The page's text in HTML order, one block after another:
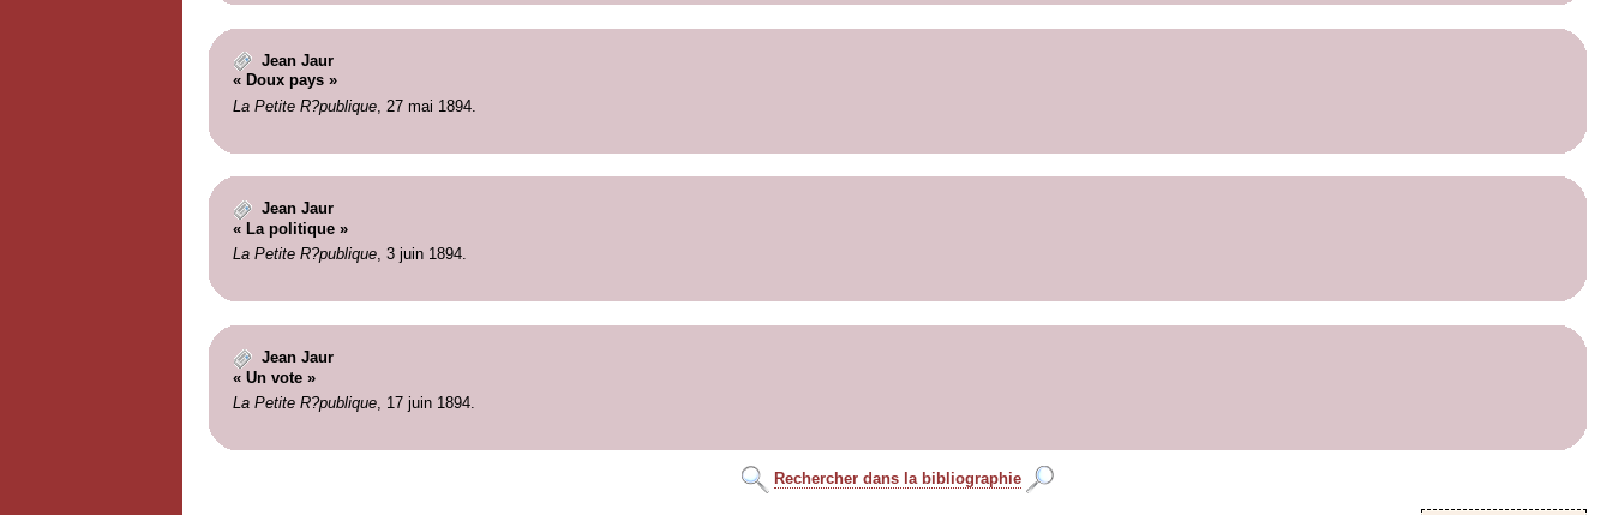
Jean Jaur
« Doux pays »
La Petite R?publique, 27 mai 1894.
Jean Jaur
« La politique »
La Petite R?publique, 3 juin 1894.
Jean Jaur
« Un vote »
La Petite R?publique, 17 juin 1894.
Rechercher dans la bibliographie